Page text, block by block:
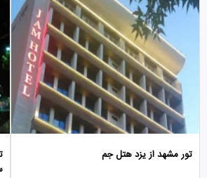
تور مشهد از یزد هتل جم